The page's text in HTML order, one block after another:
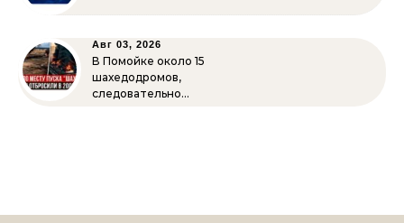
Авг 03, 2026
В Помойке около 15
шахедодромов,
следовательно…